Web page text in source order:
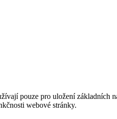
pouze pro uložení základních
webové stránky.